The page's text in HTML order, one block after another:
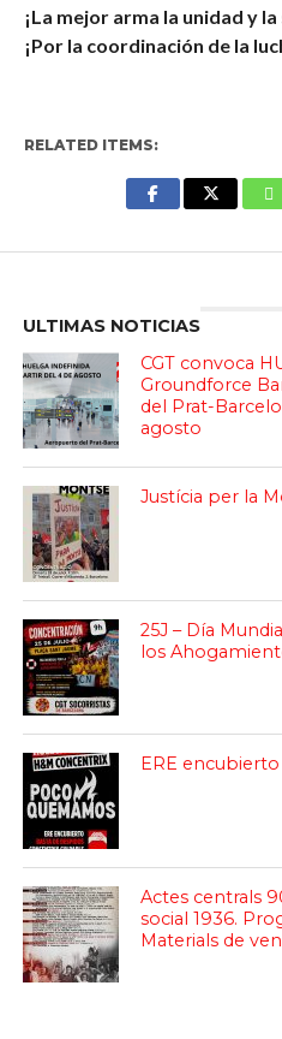
¡La mejor arma la unidad y
¡Por la coordinación de la
RELATED ITEMS:
ULTIMAS NOTICIAS
CGT convoca
Groundforce
del Prat-
agosto
Justícia per la
25J – Día
los
ERE
Actes centrals
social 1936.
Materials de